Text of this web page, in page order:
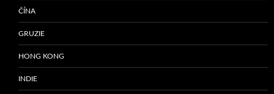
ČÍNA
GRUZIE
HONG KONG
INDIE